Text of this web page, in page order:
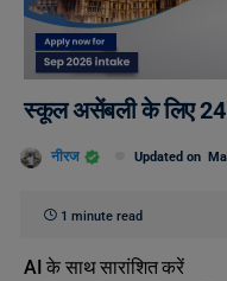
स्कूल असेंबली के लिए 24
नीरज Updated on
1 minute read
AI के साथ सारांशित करें